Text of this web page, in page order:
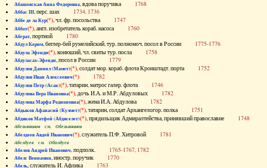
Абашевская Анна Федоровна, вдова поручика 1768
Аббас III, перс. шах 1734, 1736
Аббе де ла Кур(*), чл. фр. посольства 1747
Аббот(*), англ. изобретатель кораб. насоса 1760
Абграт, портной 1780
Абдул Керим, беглер-бей румелийский, тур. полномоч. посол в России 1775-1776
Абдула Эфенди(*), конюший, чл. свиты тур. посла 1758
Абдуласах-Эфенди, посол в России 1779
Абдулов Даниил (Мамет)(*), солдат мор. кораб. флота Кронштадт. порта 1752
Абдулов Иван Алексеевич(*) 1782
Абдулов Петр (Асак)(*), татарин, матрос галер. флота 1746
Абдулова Вера Ивановна(*), дочь И.А. и М.Р. Абдуловых 1782
Абдулова Марфа Родионовна(*), жена И.А. Абдулова 1782
Абдыков Афанасий (Кулмет)(*), татарин, солдат Архангелогор. полка 1751
Абдяков Матфей (Абдяселет)(*), прядильщик Адмиралтейства, принявший православие 1748
Абезьянинов см. Обезьянинов
Абелдеев Авдей Иванович(*), служитель П.Ф. Хитровой 1781
Абелдуев см. Оболдуев
Абелов Андрей Иванович, подполк. 1765-1767, 1782
Абелс Вениамин, иностр. поручик 1770
Абель, служитель И. Афлика 1763